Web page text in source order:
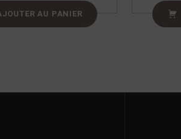
AU PANIER